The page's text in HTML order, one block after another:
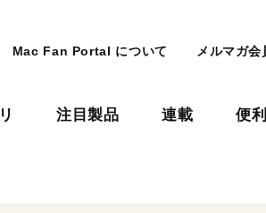
Mac Fan Portal について メルマガ会
注目製品 連載 便